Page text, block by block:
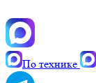
По технике